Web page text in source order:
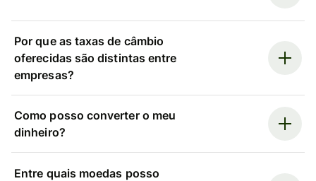
Por que as taxas de câmbio
oferecidas são distintas entre
empresas?
Como posso converter o meu
dinheiro?
Entre quais moedas posso